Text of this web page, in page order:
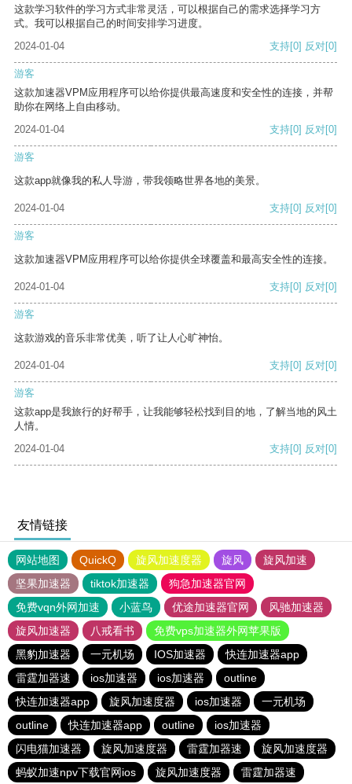
这款学习软件的学习方式非常灵活，可以根据自己的需求选择学习方
式。我可以根据自己的时间安排学习进度。
2024-01-04
支持[0] 反对[0]
游客
这款加速器VPM应用程序可以给你提供最高速度和安全性的连接，并帮
助你在网络上自由移动。
2024-01-04
支持[0] 反对[0]
游客
这款app就像我的私人导游，带我领略世界各地的美景。
2024-01-04 支持[0] 反对[0]
游客
这款加速器VPM应用程序可以给你提供全球覆盖和最高安全性的连接。
2024-01-04 支持[0] 反对[0]
游客
这款游戏的音乐非常优美，听了让人心旷神怡。
2024-01-04 支持[0] 反对[0]
游客
这款app是我旅行的好帮手，让我能够轻松找到目的地，了解当地的风土
人情。
2024-01-04
支持[0] 反对[0]
友情链接
网站地图 QuickQ 旋风加速度器 旋风
旋风加速
坚果加速器
tiktok加速器
狗急加速器官网
免费vqn外网加速
小蓝鸟 优途加速器官网
风驰加速器
旋风加速器
八戒看书
免费vps加速器外网苹果版
黑豹加速器
一元机场 IOS加速器
快连加速器app
雷霆加器速
ios加速器 ios加速器
outline
快连加速器app
旋风加速度器 ios加速器
一元机场
outline
快连加速器app outline
ios加速器
闪电猫加速器
旋风加速度器 雷霆加器速
旋风加速度器
蚂蚁加速npv下载官网ios
旋风加速度器 雷霆加器速